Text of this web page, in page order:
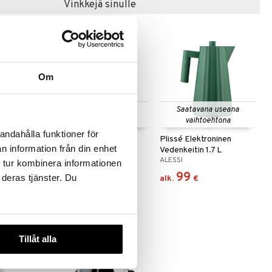
Om
funktioner för
information från din enhet
kombinera informationen
tjänster. Du
Tillåt alla
Vinkkejä sinulle
Plissé Elektroninen
Vedenkeitin 1 L
ALESSI
98,99
Saatavana useana
vaihtoehtona
Plissé Elektroninen
Vedenkeitin 1.7 L
ALESSI
alk. 99 €